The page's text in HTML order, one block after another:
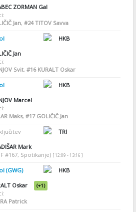
ZORMAN Gal
Jan, #24TITOV Savva
HKB
Jan
Svit, #16KURALT Oskar
HKB
Marcel
Maks, #17GOLIČIČ Jan
TRI
Mark
#167, Spotikanje) [ 12:09 - 13:16 ]
(GWG)
HKB
Oskar (+1)
Patrick